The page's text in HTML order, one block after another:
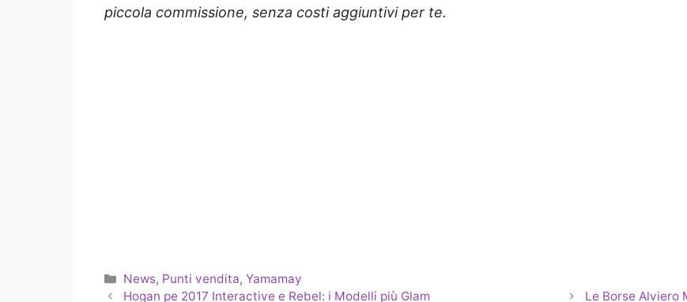
piccola commissione, senza costi aggiuntivi per te.
Categorie
News, Punti vendita,Yamamay
Hogan pe 2017 Interactive e Rebel: i Modelli più Glam
Le Borse Alviero